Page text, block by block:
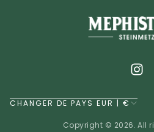
CHANGER DE PAYS EUR | €
Copyright © 2026. All